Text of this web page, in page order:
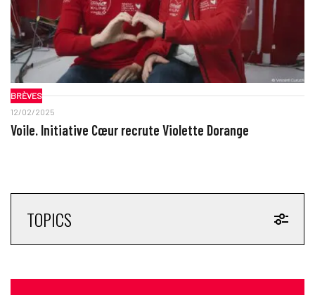
BRÈVES
12/02/2025
Voile. Initiative Cœur recrute Violette Dorange
TOPICS